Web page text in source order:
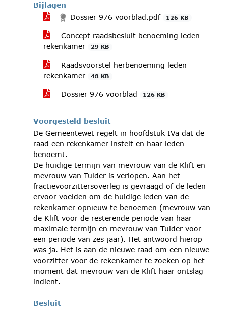
Bijlagen
Dossier 976 voorblad.pdf
126 KB
Concept raadsbesluit benoeming leden
rekenkamer
29 KB
Raadsvoorstel herbenoeming leden
rekenkamer
48 KB
Dossier 976 voorblad 126 KB
Voorgesteld besluit
De Gemeentewet regelt in hoofdstuk IVa dat de
raad een rekenkamer instelt en haar leden
benoemt.
De huidige termijn van mevrouw van de Klift en
mevrouw van Tulder is verlopen. Aan het
fractievoorzittersoverleg is gevraagd of de leden
ervoor voelden om de huidige leden van de
rekenkamer opnieuw te benoemen (mevrouw van
de Klift voor de resterende periode van haar
maximale termijn en mevrouw van Tulder voor
een periode van zes jaar). Het antwoord hierop
was ja. Het is aan de nieuwe raad om een nieuwe
voorzitter voor de rekenkamer te zoeken op het
moment dat mevrouw van de Klift haar ontslag
indient.
Besluit